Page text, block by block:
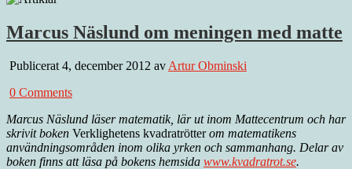
Marcus Näslund om meningen med matte
Publicerat 4, december 2012 av Artur Obminski
0 Comments
Marcus Näslund läser matematik, lär ut inom Mattecentrum och har
skrivit boken Verklighetens kvadratrötterom matematikens
användningsområden inom olika yrken och sammanhang. Delar av
boken finns att läsa på bokens hemsida www.kvadratrot.se.